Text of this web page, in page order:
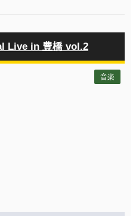
Live in 豊橋 vol.2
音楽